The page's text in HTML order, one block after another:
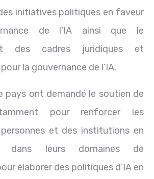
initiatives politiques en faveur
de l’IA ainsi que le
des cadres juridiques et
la gouvernance de l’IA.
pays ont demandé le soutien de
pour renforcer les
et des institutions en
dans leurs domaines de
élaborer des politiques d’IA en